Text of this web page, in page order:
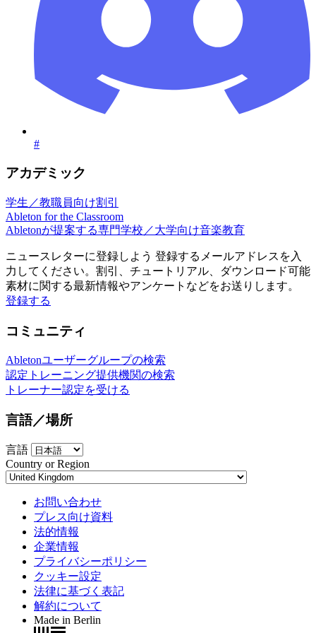
#
アカデミック
学生／教職員向け割引
Ableton for the Classroom
Abletonが提案する専門学校／大学向け音楽教育
ニュースレターに登録しよう 登録するメールアドレスを入
力してください。割引、チュートリアル、ダウンロード可能
素材に関する最新情報やアンケートなどをお送りします。
登録する
コミュニティ
Abletonユーザーグループの検索
認定トレーニング提供機関の検索
トレーナー認定を受ける
言語／場所
言語
Country or Region
お問い合わせ
プレス向け資料
法的情報
企業情報
プライバシーポリシー
クッキー設定
法律に基づく表記
解約について
Made in Berlin